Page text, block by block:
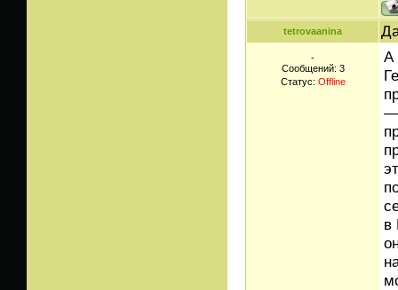
tetrovaanina
-
Сообщений: 3
Статус: Offline
А
—
в